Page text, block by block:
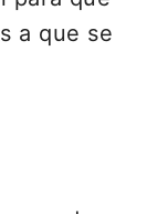
a que se